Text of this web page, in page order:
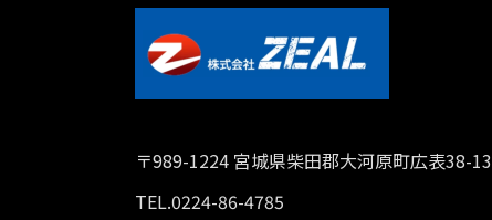
〒989-1224 宮城県柴田郡大河原町広表38-13
TEL.0224-86-4785